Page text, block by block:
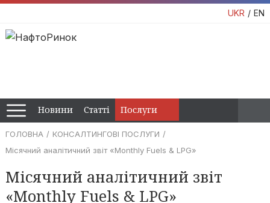
UKR EN
Новини Статті Послуги
ГОЛОВНА
КОНСАЛТИНГОВІ ПОСЛУГИ
Місячний аналітичний звіт «Monthly Fuels & LPG»
Місячний аналітичний звіт
«Monthly Fuels & LPG»